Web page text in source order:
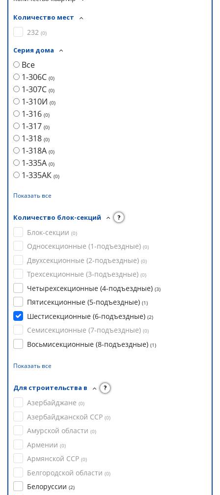
Количество мест
232 (0)
Серия дома
Все
1-306С (0)
1-307С (0)
1-310И (0)
1-316 (0)
1-317 (0)
1-318 (0)
1-318А (0)
1-335А (0)
1-335АК (0)
Показать все
Количество блок-секций ?
Блок-секции (0)
Односекционные (1-подъездные) (0)
Двухсекционные (2-подъездные) (0)
Трехсекционные (3-подъездные) (0)
Четырехсекционные (4-подъездные) (3)
Пятисекционные (5-подъездные) (1)
Шестисекционные (6-подъездные) (2)
Семисекционные (7-подъездные) (0)
Восьмисекционные (8-подъездные) (1)
Показать все
Для строительства в ?
Азербайджане (0)
Азербайджанской ССР (0)
Амурской области (0)
Армении (0)
Армянской ССР (0)
Белгородской области (0)
Белоруссии (2)